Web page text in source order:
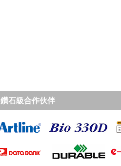
鑽石級合作伙伴